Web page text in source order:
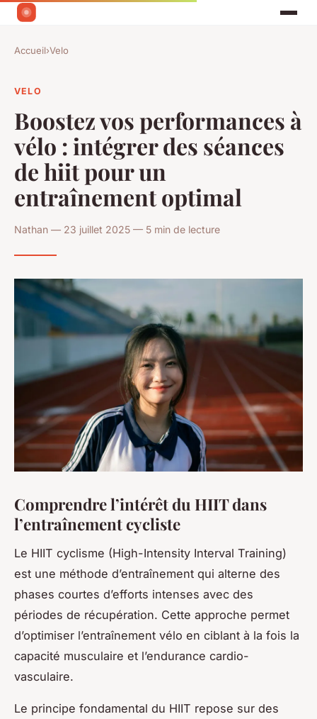
Accueil›Velo
VELO
Boostez vos performances à
vélo : intégrer des séances
de hiit pour un
entraînement optimal
Nathan — 23 juillet 2025 — 5 min de lecture
Comprendre l’intérêt du HIIT dans
l’entraînement cycliste
Le HIIT cyclisme (High-Intensity Interval Training)
est une méthode d’entraînement qui alterne des
phases courtes d’efforts intenses avec des
périodes de récupération. Cette approche permet
d’optimiser l’entraînement vélo en ciblant à la fois la
capacité musculaire et l’endurance cardio-
vasculaire.
Le principe fondamental du HIIT repose sur des